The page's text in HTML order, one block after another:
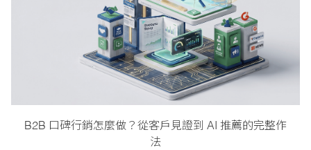
B2B 口碑行銷怎麼做？從客戶見證到 AI 推薦的完整作
法